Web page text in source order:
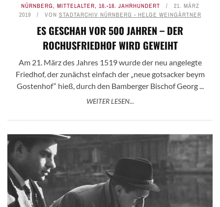
NÜRNBERG, MITTELALTER, 16.-18. JAHRHUNDERT
21. MÄRZ
2019
VON STADTARCHIV NÜRNBERG - HELGE WEINGÄRTNER
ES GESCHAH VOR 500 JAHREN – DER
ROCHUSFRIEDHOF WIRD GEWEIHT
Am 21. März des Jahres 1519 wurde der neu angelegte
Friedhof, der zunächst einfach der „neue gotsacker beym
Gostenhof“ hieß, durch den Bamberger Bischof Georg ...
WEITER LESEN...